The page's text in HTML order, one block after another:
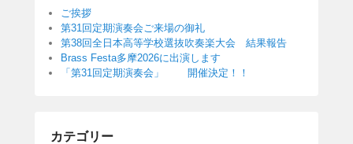
ご挨拶
第31回定期演奏会ご来場の御礼
第38回全日本高等学校選抜吹奏楽大会 結果報告
Brass Festa多摩2026に出演します
「第31回定期演奏会」 開催決定！！
カテゴリー